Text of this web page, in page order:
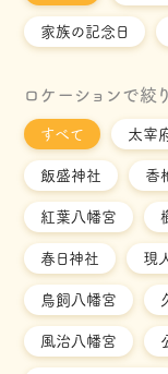
家族の記念日
ロケーションで絞
すべて 太宰
飯盛神社 香
紅葉八幡宮
春日神社 現
鳥飼八幡宮
風治八幡宮